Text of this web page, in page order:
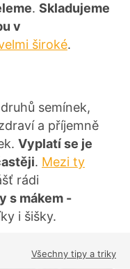
. Skladujeme
v
široké.
semínek,
a příjemně
Vyplatí se je
. Mezi ty
rádi
s mákem -
i šišky.
Všechny tipy a triky